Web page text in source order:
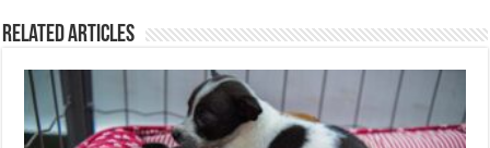
Related Articles